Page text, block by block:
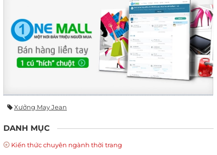
Xưởng May Jean
DANH MỤC
Kiến thức chuyên ngành thời trang